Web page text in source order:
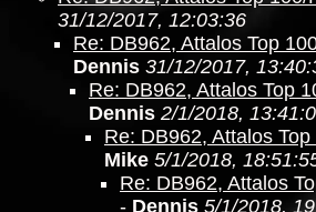
31/12/2017, 12:03:36
Re: DB962, Attalos Top
Dennis 31/12/2017,
Re: DB962, Attalos Top
Dennis 2/1/2018,
Re: DB962, Attalos
Mike 5/1/2018,
Re: DB962, Attalos
- Dennis 5/1/2018,